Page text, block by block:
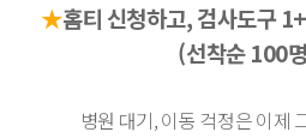
★홈티 신청하고,검사도구
(선착순 100
병원 대기, 이동 걱정은 이제